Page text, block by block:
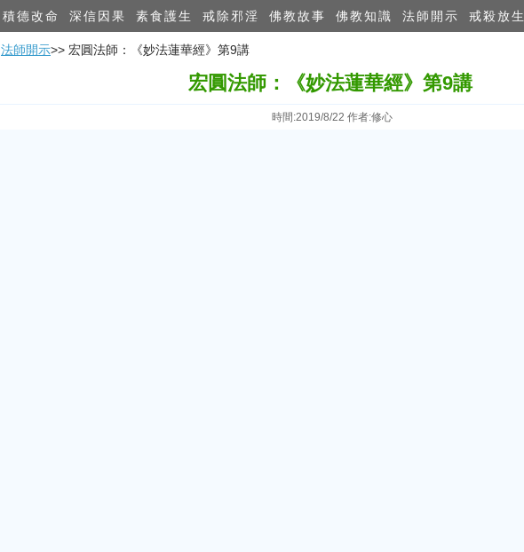
積德改命 深信因果 素食護生 戒除邪淫 佛教故事 佛教知識 法師開示 戒殺放生
法師開示>> 宏圓法師：《妙法蓮華經》第9講
宏圓法師：《妙法蓮華經》第9講
時間:2019/8/22 作者:修心